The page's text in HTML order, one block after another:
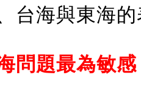
台海與東海
問題最為敏感